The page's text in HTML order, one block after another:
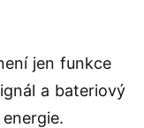
jen funkce
a bateriový